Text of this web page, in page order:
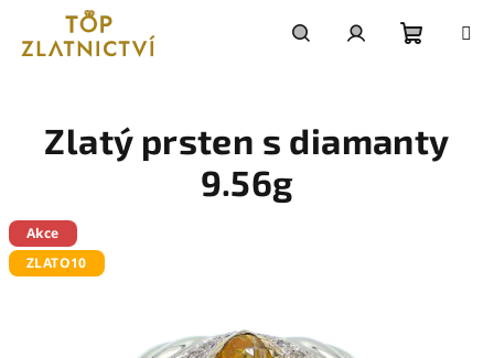
obsah
košík
Zlatý prsten s diamanty
9.56g
Akce
ZLATO10